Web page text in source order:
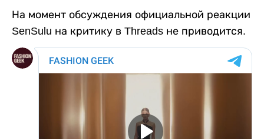
На момент обсуждения официальной реакции
SenSulu на критику в Threads не приводится.